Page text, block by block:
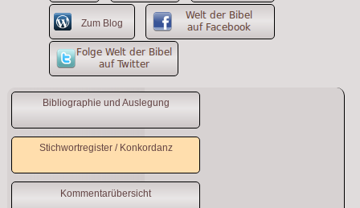
Zum Blog
Bibliographie und Auslegung
Stichwortregister / Konkordanz
Kommentarübersicht